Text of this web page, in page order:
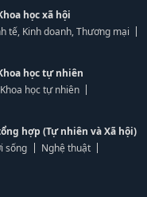
học xã hội
tế, Kinh doanh, Thương mại
học tự nhiên
Khoa học tự nhiên
hợp (Tự nhiên và Xã hội)
sống
Nghệ thuật